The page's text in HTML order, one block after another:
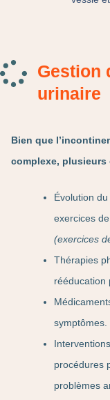
Gestion
urinaire
Bien que
complexe,
Évolution
exercices
(exercices
Thérapies
rééducation
symptômes.
procédures
problèmes